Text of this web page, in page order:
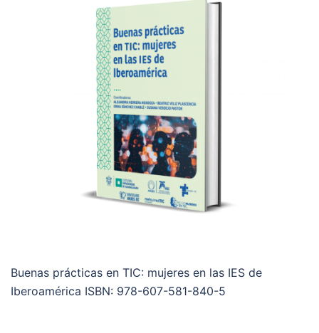
Buenas prácticas en TIC: mujeres en las IES de
Iberoamérica ISBN: 978-607-581-840-5